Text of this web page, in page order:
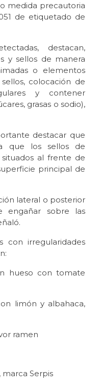
medida precautoria
de etiquetado de
destacan,
y sellos de manera
o elementos
colocación de
y contener
grasas o sodio),
destacar que
que los sellos de
al frente de
principal de
lateral o posterior
engañar sobre las
con irregularidades
hueso con tomate
limón y albahaca,
ramen
marca Serpis